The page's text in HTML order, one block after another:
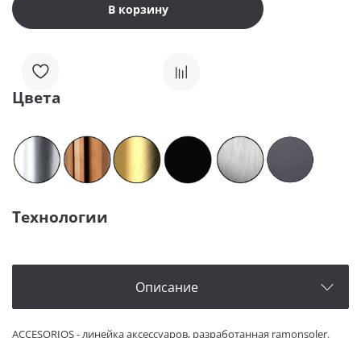
В корзину
Цвета
Технологии
Описание
ACCESORIOS - линейка аксессуаров, разработанная ramonsoler.